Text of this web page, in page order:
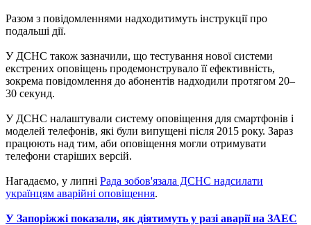
Разом з повідомленнями надходитимуть інструкції про
подальші дії.
У ДСНС також зазначили, що тестування нової системи
екстрених оповіщень продемонструвало її ефективність,
зокрема повідомлення до абонентів надходили протягом 20–
30 секунд.
У ДСНС налаштували систему оповіщення для смартфонів і
моделей телефонів, які були випущені після 2015 року. Зараз
працюють над тим, аби оповіщення могли отримувати
телефони старіших версій.
Нагадаємо, у липні Рада зобов'язала ДСНС надсилати
українцям аварійні оповіщення.
У Запоріжжі показали, як діятимуть у разі аварії на ЗАЕС